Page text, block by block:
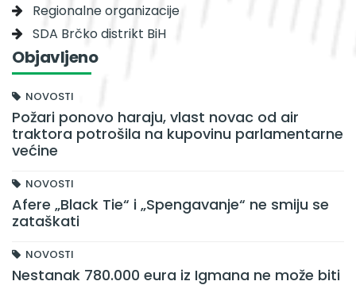
Regionalne organizacije
SDA Brčko distrikt BiH
Objavljeno
NOVOSTI
Požari ponovo haraju, vlast novac od air
traktora potrošila na kupovinu parlamentarne
većine
NOVOSTI
Afere „Black Tie“ i „Spengavanje“ ne smiju se
zataškati
NOVOSTI
Nestanak 780.000 eura iz Igmana ne može biti